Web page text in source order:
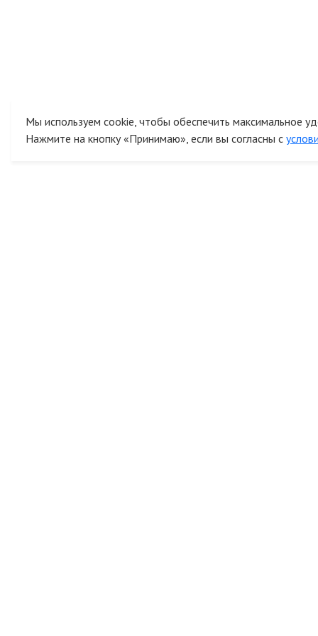
Мы используем cookie, чтобы обеспечить максимальное
Нажмите на кнопку «Принимаю», если вы согласны с